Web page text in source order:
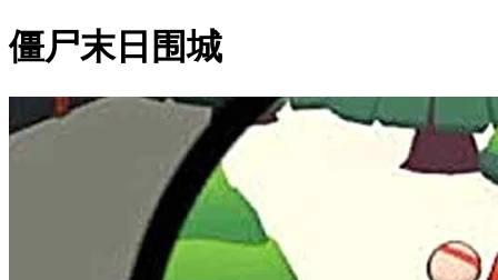
僵尸末日围城